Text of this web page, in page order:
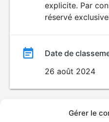
Gérer le
explicite. Par
réservé
Date de
26 août 2024